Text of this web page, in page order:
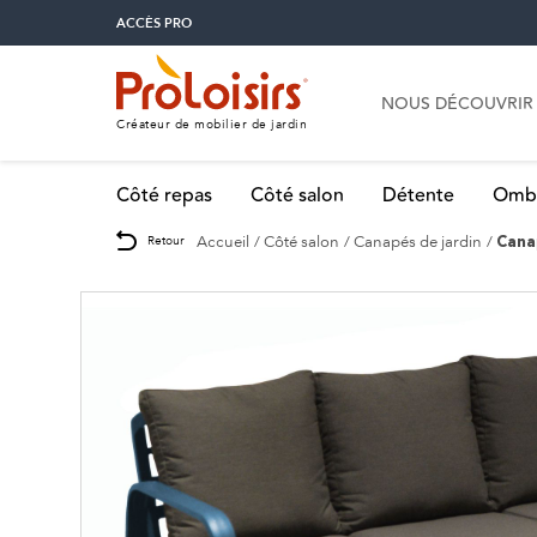
ACCÈS PRO
Créateur de mobilier de jardin
NOUS DÉCOUVRIR
Côté repas Côté salon Détente
Retour Accueil Côté salon Canapés de jardin